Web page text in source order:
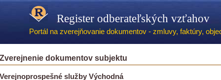
Register odberateľských vzťahov
Portál na zverejňovanie dokumentov - zmluvy, faktúry,
Zverejnenie dokumentov subjektu
Verejnoprospešné služby Východná